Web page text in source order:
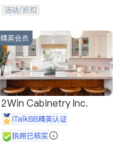
专属福利。
活动/折扣
精英会员
2Win Cabinetry Inc.
iTalkBB精英认证
执照已核实